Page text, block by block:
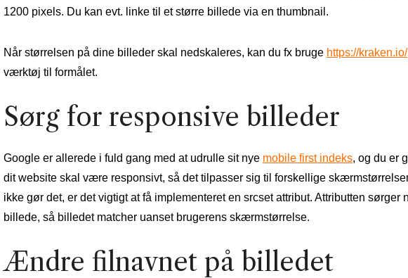
1200 pixels. Du kan evt. linke til et større billede via en thumbnail.
Når størrelsen på dine billeder skal nedskaleres, kan du fx bruge https://kraken.io/
værktøj til formålet.
Sørg for responsive billeder
Google er allerede i fuld gang med at udrulle sit nye mobile first indeks, og du er
dit website skal være responsivt, så det tilpasser sig til forskellige
ikke gør det, er det vigtigt at få implementeret en srcset attribut. Attributten sørger
billede, så billedet matcher uanset brugerens skærmstørrelse.
Ændre filnavnet på billedet